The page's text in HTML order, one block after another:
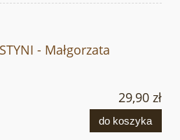
- Małgorzata
29,90 zł
do koszyka